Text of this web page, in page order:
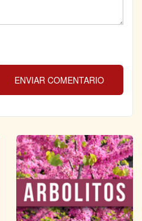
ENVIAR COMENTARIO